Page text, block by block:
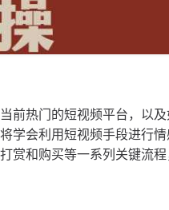
前热门的短视频平台，以
学会利用短视频手段进行
赏和购买等一系列关键流